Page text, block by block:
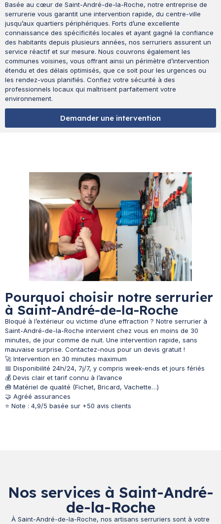
Basée au cœur de Saint-André-de-la-Roche, notre entreprise de
serrurerie vous garantit une intervention rapide, du centre-ville
jusqu’aux quartiers périphériques. Forts d’une excellente
connaissance des spécificités locales et ayant gagné la confiance
des habitants depuis plusieurs années, nos serruriers assurent un
service réactif et sur mesure. Nous couvrons également les
communes voisines, vous offrant ainsi un périmètre d’intervention
étendu et des délais optimisés, que ce soit pour les urgences ou
les rendez-vous planifiés. Confiez votre sécurité à des
professionnels locaux qui maîtrisent parfaitement votre
environnement.
Demander une intervention
Pourquoi choisir notre serrurier
à Saint-André-de-la-Roche
Bloqué à l’extérieur ou victime d’une effraction ? Notre serrurier à
Saint-André-de-la-Roche intervient chez vous en moins de 30
minutes, de jour comme de nuit. Une intervention rapide, sans
mauvaise surprise. Contactez-nous pour un devis gratuit !
🚀 Intervention en 30 minutes maximum
📅 Disponibilité 24h/24, 7j/7, y compris week-ends et jours fériés
💰 Devis clair et tarif connu à l’avance
🧰 Matériel de qualité (Fichet, Bricard, Vachette…)
🤝 Agréé assurances
⭐ Note : 4,9/5 basée sur +50 avis clients
Nos services à Saint-André-
de-la-Roche
À Saint-André-de-la-Roche, nos artisans serruriers sont à votre